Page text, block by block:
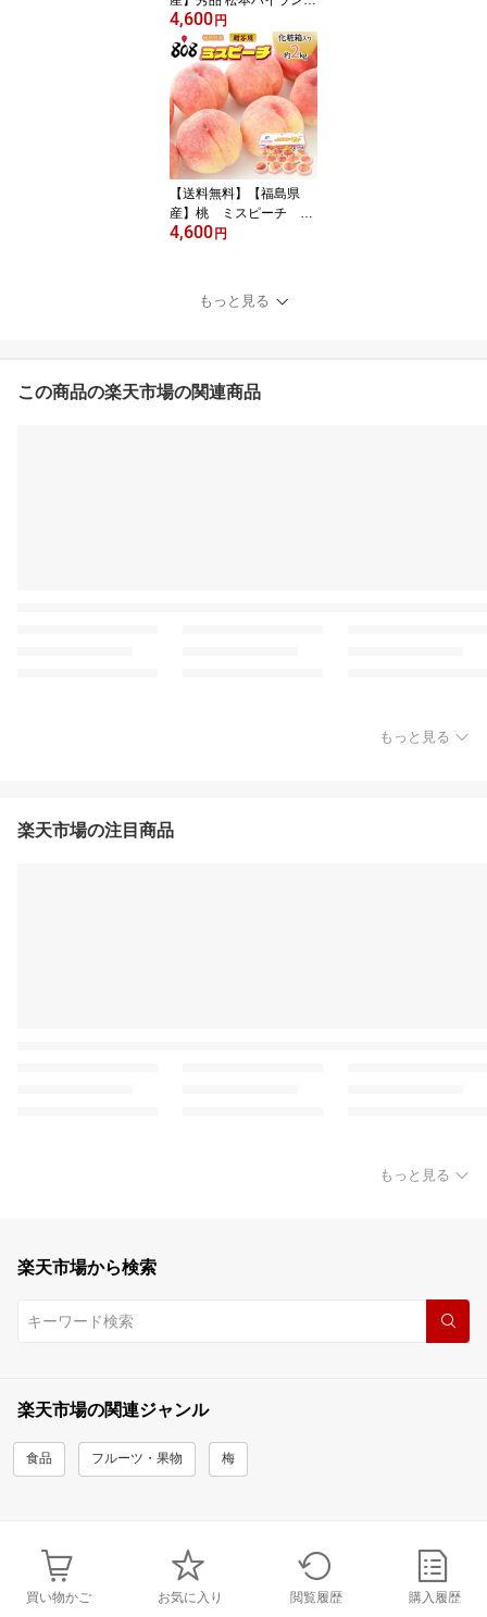
4Lサイズ 1玉9.5kg以上
(北海道沖縄別途送料加
算)
4,600 円
【送料無料】【福島県
産】桃 ミスピーチ 化
粧箱入り 贈答用 約2k
4,600 円
もっと見る
この商品の楽天市場の関連商品
もっと見る
楽天市場の注目商品
もっと見る
楽天市場から検索
楽天市場の関連ジャンル
食品 フルーツ・果物 梅
買い物かご お気に入り 閲覧履歴 購入履歴